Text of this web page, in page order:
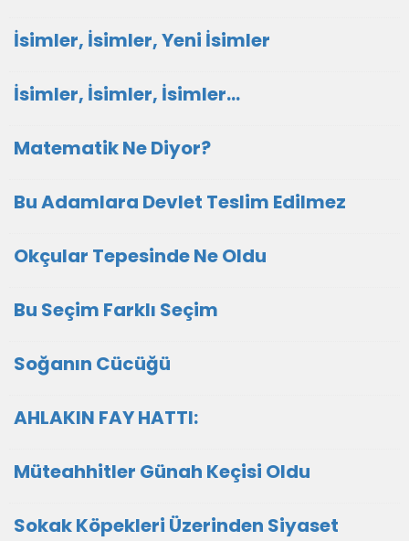
İsimler, İsimler, Yeni İsimler
İsimler, İsimler, İsimler...
Matematik Ne Diyor?
Bu Adamlara Devlet Teslim Edilmez
Okçular Tepesinde Ne Oldu
Bu Seçim Farklı Seçim
Soğanın Cücüğü
AHLAKIN FAY HATTI:
Müteahhitler Günah Keçisi Oldu
Sokak Köpekleri Üzerinden Siyaset